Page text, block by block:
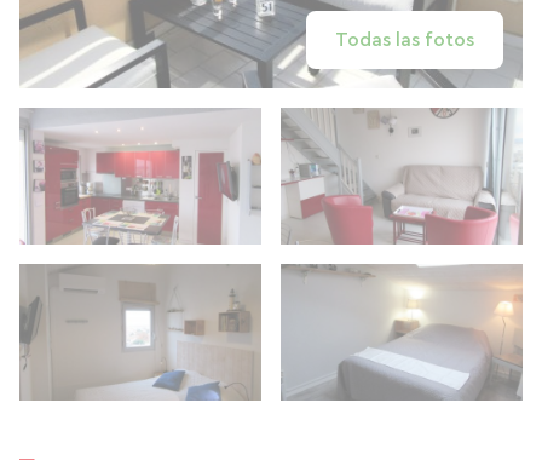
Todas las fotos